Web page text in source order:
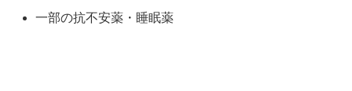
一部の抗不安薬・睡眠薬